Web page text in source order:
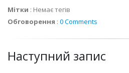
Мітки : Немає тегів
Обговорення : 0 Comments
Наступний запис